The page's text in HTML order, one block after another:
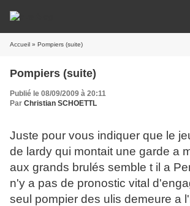
Accueil » Pompiers (suite)
Pompiers (suite)
Publié le 08/09/2009 à 20:11
Par Christian SCHOETTL
Juste pour vous indiquer que le
de lardy qui montait une garde a
aux grands brulés semble t il a
n'y a pas de pronostic vital
seul pompier des ulis demeure a